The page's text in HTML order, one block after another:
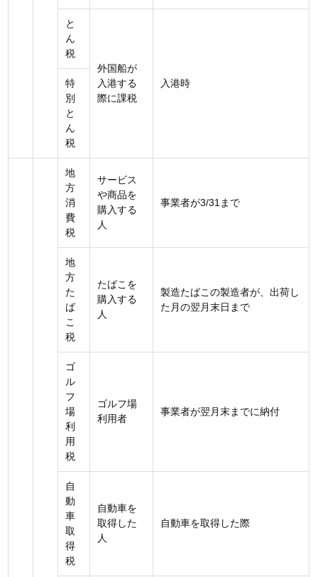
と
ん
税
外国船が
入港する
際に課税
入港時
特
別
と
ん
税
地
方
消
費
税
サービス
や商品を
購入する
人
事業者が3/31まで
地
方
た
ば
こ
税
たばこを
購入する
人
製造たばこの製造者が、出荷し
た月の翌月末日まで
ゴ
ル
フ
場
利
用
税
ゴルフ場
利用者
事業者が翌月末までに納付
自
動
車
取
得
税
自動車を
取得した
人
自動車を取得した際